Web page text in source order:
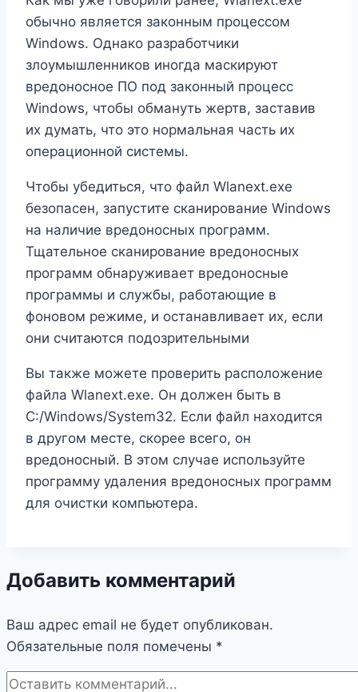
обычно является законным процессом
Windows. Однако разработчики
злоумышленников иногда маскируют
вредоносное ПО под законный процесс
Windows, чтобы обмануть жертв, заставив
их думать, что это нормальная часть их
операционной системы.
Чтобы убедиться, что файл Wlanext.exe
безопасен, запустите сканирование Windows
на наличие вредоносных программ.
Тщательное сканирование вредоносных
программ обнаруживает вредоносные
программы и службы, работающие в
фоновом режиме, и останавливает их, если
они считаются подозрительными
Вы также можете проверить расположение
файла Wlanext.exe. Он должен быть в
C:/Windows/System32. Если файл находится
в другом месте, скорее всего, он
вредоносный. В этом случае используйте
программу удаления вредоносных программ
для очистки компьютера.
Добавить комментарий
Ваш адрес email не будет опубликован.
Обязательные поля помечены *